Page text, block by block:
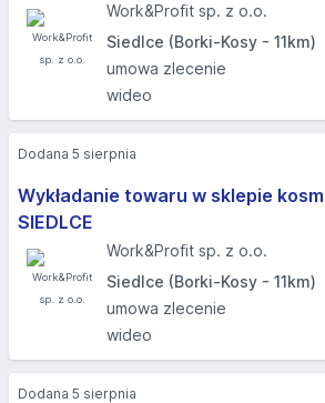
Work&Profit sp. z o.o.
Siedlce (Borki-Kosy - 11km)
umowa zlecenie
wideo
Wykładanie towaru w sklepie
SIEDLCE
Work&Profit sp. z o.o.
Siedlce (Borki-Kosy - 11km)
umowa zlecenie
wideo
Dodana 5 sierpnia
Dodana 5 sierpnia